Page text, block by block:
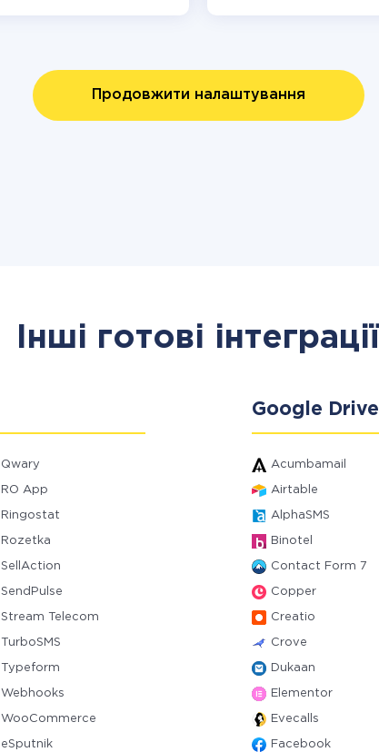
Продовжити налаштування
Інші готові інтеграції
Qwary
RO App
Ringostat
Rozetka
SellAction
SendPulse
Stream Telecom
TurboSMS
Typeform
Webhooks
WooCommerce
eSputnik
Google Drive
Acumbamail
Airtable
AlphaSMS
Binotel
Contact Form 7
Copper
Creatio
Crove
Dukaan
Elementor
Evecalls
Facebook